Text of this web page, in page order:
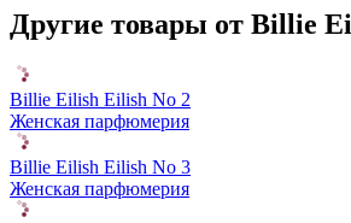
Другие товары от Billie
Billie Eilish Eilish No 2
Женская парфюмерия
Billie Eilish Eilish No 3
Женская парфюмерия